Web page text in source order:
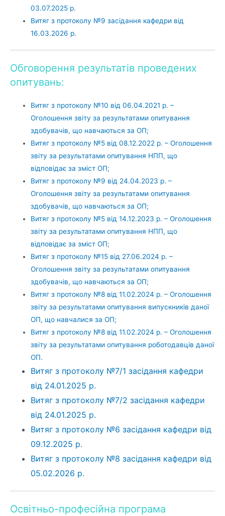
03.07.2025 р.
Витяг з протоколу №9 засідання кафедри від
16.03.2026 р.
Обговорення результатів проведених
опитувань:
Витяг з протоколу №10 від 06.04.2021 р. –
Оголошення звіту за результатами опитування
здобувачів, що навчаються за ОП;
Витяг з протоколу №5 від 08.12.2022 р. – Оголошення
звіту за результатами опитування НПП, що
відповідає за зміст ОП;
Витяг з протоколу №9 від 24.04.2023 р. –
Оголошення звіту за результатами опитування
здобувачів, що навчаються за ОП;
Витяг з протоколу №5 від 14.12.2023 р. – Оголошення
звіту за результатами опитування НПП, що
відповідає за зміст ОП;
Витяг з протоколу №15 від 27.06.2024 р. –
Оголошення звіту за результатами опитування
здобувачів, що навчаються за ОП;
Витяг з протоколу №8 від 11.02.2024 р. – Оголошення
звіту за результатами опитування випускників даної
ОП, що навчалися за ОП;
Витяг з протоколу №8 від 11.02.2024 р. – Оголошення
звіту за результатами опитування роботодавців даної
ОП.
Витяг з протоколу №7/1 засідання кафедри
від 24.01.2025 р.
Витяг з протоколу №7/2 засідання кафедри
від 24.01.2025 р.
Витяг з протоколу №6 засідання кафедри від
09.12.2025 р.
Витяг з протоколу №8 засідання кафедри від
05.02.2026 р.
Освітньо-професійна програма